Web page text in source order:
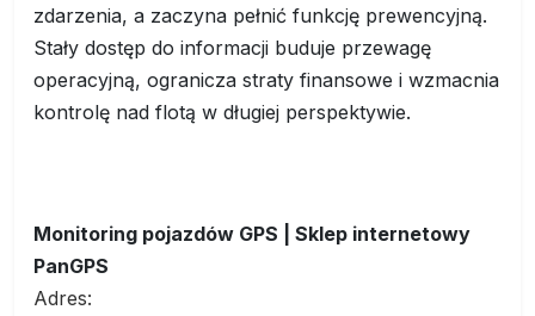
zdarzenia, a zaczyna pełnić funkcję prewencyjną.
Stały dostęp do informacji buduje przewagę
operacyjną, ogranicza straty finansowe i wzmacnia
kontrolę nad flotą w długiej perspektywie.
Monitoring pojazdów GPS | Sklep internetowy
PanGPS
Adres: